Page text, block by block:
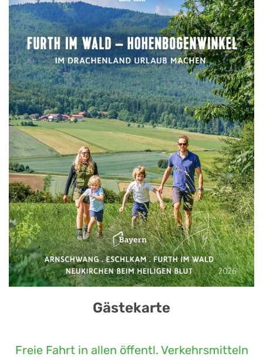
Gästekarte
Freie Fahrt in allen öffentl. Verkehrsmitteln